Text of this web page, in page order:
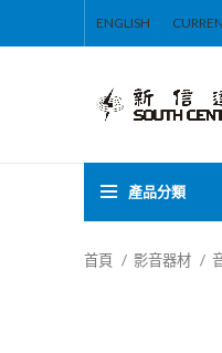
ENGLISH
產品分類
首頁 影音器材